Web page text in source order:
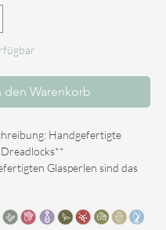
den Warenkorb
Handgefertigte
Glasperlen sind das
und Leidenschaft in der